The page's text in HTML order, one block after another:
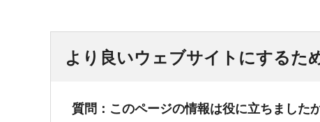
より良いウェブサイトにするた
質問：このページの情報は役に立ちました